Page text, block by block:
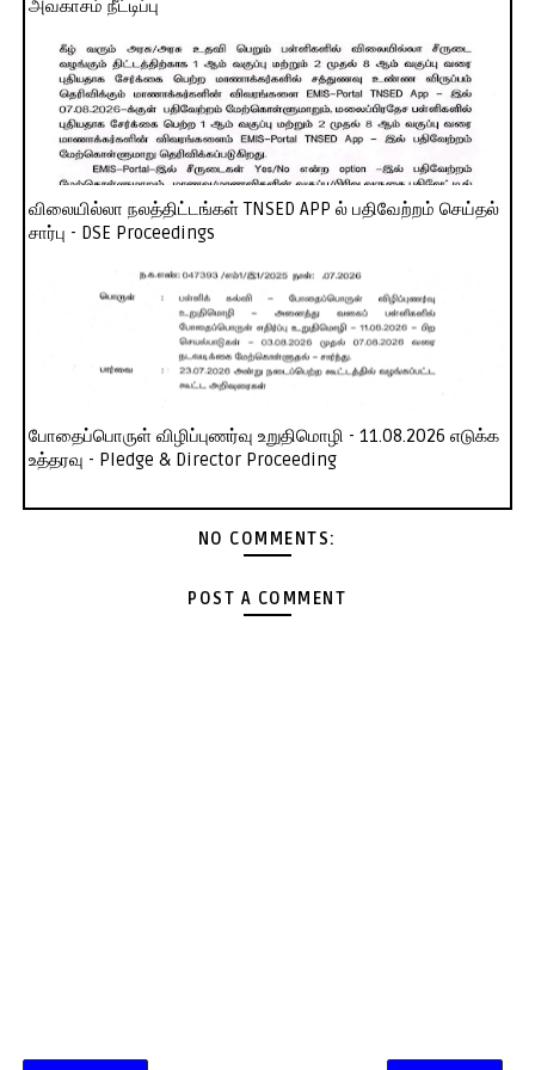
அவகாசம் நீட்டிப்பு
விலையில்லா நலத்திட்டங்கள் TNSED APP ல் பதிவேற்றம் செய்தல்
சார்பு - DSE Proceedings
போதைப்பொருள் விழிப்புணர்வு உறுதிமொழி - 11.08.2026 எடுக்க
உத்தரவு - Pledge & Director Proceeding
NO COMMENTS:
POST A COMMENT